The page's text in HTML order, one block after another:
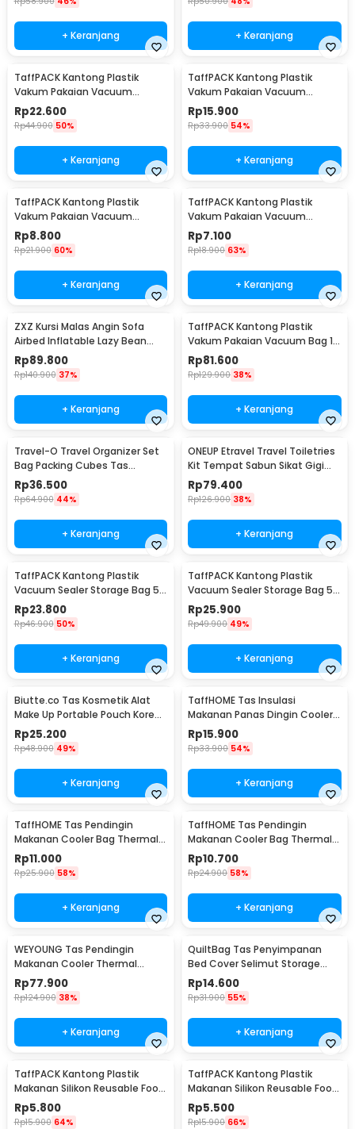
+ Keranjang + Keranjang
TaffPACK Kantong Plastik
Vakum Pakaian Vacuum
Compression Bag 1 PCS L -
SN024
Rp22.600
Rp44.900 50%
+ Keranjang
TaffPACK Kantong Plastik
Vakum Pakaian Vacuum
Compression Bag 1 PCS
80x110cm - YK-1000
Rp15.900
Rp33.900 54%
+ Keranjang
TaffPACK Kantong Plastik
Vakum Pakaian Vacuum
Compression Bag 1 PCS
60x80cm - YK-1000
Rp8.800
Rp21.900 60%
+ Keranjang
TaffPACK Kantong Plastik
Vakum Pakaian Vacuum
Compression Bag 1 PCS
50x70cm - YK-1000
Rp7.100
Rp18.900 63%
+ Keranjang
ZXZ Kursi Malas Angin Sofa
Airbed Inflatable Lazy Bean
Bag 230x70cm - LZ081
Rp89.800
Rp140.900 37%
+ Keranjang
TaffPACK Kantong Plastik
Vakum Pakaian Vacuum Bag 10
PCS Hand Pump - SN09109
Rp81.600
Rp129.900 38%
+ Keranjang
Travel-O Travel Organizer Set
Bag Packing Cubes Tas
Laundry 6 PCS - BIB-650
Rp36.500
Rp64.900 44%
+ Keranjang
ONEUP Etravel Travel Toiletries
Kit Tempat Sabun Sikat Gigi
Handuk - YW46
Rp79.400
Rp126.900 38%
+ Keranjang
TaffPACK Kantong Plastik
Vacuum Sealer Storage Bag 5
PCS 35x50cm - ZKD002
Rp23.800
Rp46.900 50%
+ Keranjang
TaffPACK Kantong Plastik
Vacuum Sealer Storage Bag 5
PCS 50x70cm - ZKD002
Rp25.900
Rp49.900 49%
+ Keranjang
Biutte.co Tas Kosmetik Alat
Make Up Portable Pouch Korean
Style - B4108
Rp25.200
Rp48.900 49%
+ Keranjang
TaffHOME Tas Insulasi
Makanan Panas Dingin Cooler
Thermal Bag 6 Inch - H07
Rp15.900
Rp33.900 54%
+ Keranjang
TaffHOME Tas Pendingin
Makanan Cooler Bag Thermal
Insulated Bag 28x14x17cm -
H24
Rp11.000
Rp25.900 58%
+ Keranjang
TaffHOME Tas Pendingin
Makanan Cooler Bag Thermal
Insulated Bag 21x14x17cm -
H24
Rp10.700
Rp24.900 58%
+ Keranjang
WEYOUNG Tas Pendingin
Makanan Cooler Thermal
Insulated Bag 18L - M40
Rp77.900
Rp124.900 38%
+ Keranjang
QuiltBag Tas Penyimpanan
Bed Cover Selimut Storage
Bag Organizer 1 PCS - MT6
Rp14.600
Rp31.900 55%
+ Keranjang
TaffPACK Kantong Plastik
Makanan Silikon Reusable Food
Bag Ziplock Size L - PK-15
Rp5.800
Rp15.900 64%
TaffPACK Kantong Plastik
Makanan Silikon Reusable Food
Bag Ziplock Size M - PK-15
Rp5.500
Rp15.900 66%